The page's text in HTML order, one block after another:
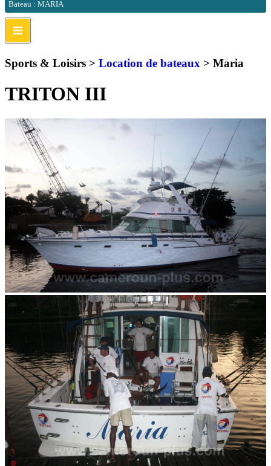
Bateau : MARIA
≡
Sports & Loisirs > Location de bateaux > Maria
TRITON III